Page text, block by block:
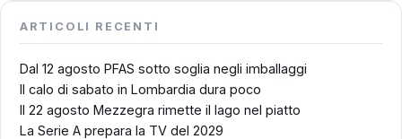
ARTICOLI RECENTI
Dal 12 agosto PFAS sotto soglia negli imballaggi
Il calo di sabato in Lombardia dura poco
Il 22 agosto Mezzegra rimette il lago nel piatto
La Serie A prepara la TV del 2029